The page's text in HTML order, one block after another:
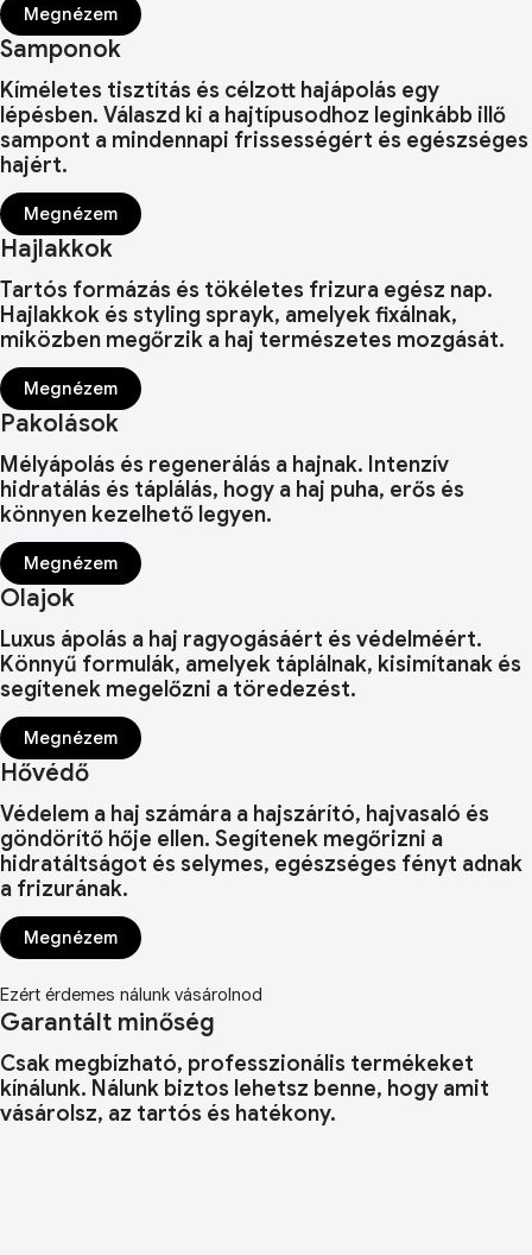
Megnézem
Samponok
Kíméletes tisztítás és célzott hajápolás egy
lépésben. Válaszd ki a hajtípusodhoz leginkább illő
sampont a mindennapi frissességért és egészséges
hajért.
Megnézem
Hajlakkok
Tartós formázás és tökéletes frizura egész nap.
Hajlakkok és styling sprayk, amelyek fixálnak,
miközben megőrzik a haj természetes mozgását.
Megnézem
Pakolások
Mélyápolás és regenerálás a hajnak. Intenzív
hidratálás és táplálás, hogy a haj puha, erős és
könnyen kezelhető legyen.
Megnézem
Olajok
Luxus ápolás a haj ragyogásáért és védelméért.
Könnyű formulák, amelyek táplálnak, kisimítanak és
segítenek megelőzni a töredezést.
Megnézem
Hővédő
Védelem a haj számára a hajszárító, hajvasaló és
göndörítő hője ellen. Segítenek megőrizni a
hidratáltságot és selymes, egészséges fényt adnak
a frizurának.
Megnézem
Ezért érdemes nálunk vásárolnod
Garantált minőség
Csak megbízható, professzionális termékeket
kínálunk. Nálunk biztos lehetsz benne, hogy amit
vásárolsz, az tartós és hatékony.